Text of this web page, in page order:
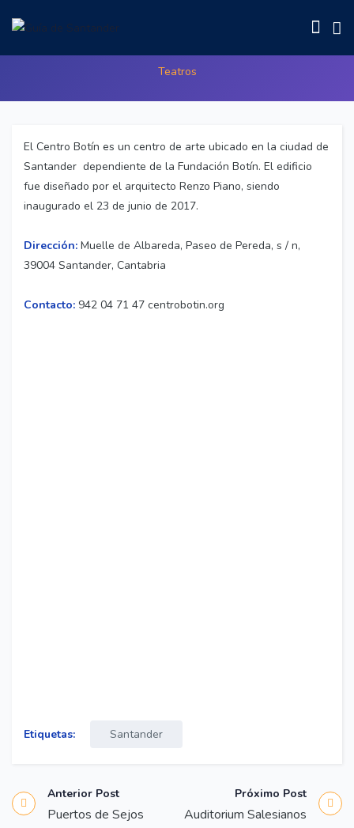
Anfiteatro Centro Botín
Teatros
El Centro Botín es un centro de arte ubicado en la ciudad de
Santander ​ dependiente de la Fundación Botín. El edificio
fue diseñado por el arquitecto Renzo Piano, siendo
inaugurado el 23 de junio de 2017.
Dirección: Muelle de Albareda, Paseo de Pereda, s / n,
39004 Santander, Cantabria
Contacto: 942 04 71 47 centrobotin.org
Etiquetas: Santander
Anterior Post
Puertos de Sejos
Próximo Post
Auditorium Salesianos